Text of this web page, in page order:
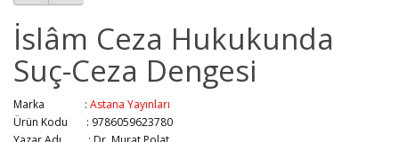
İslâm Ceza Hukukunda
Suç-Ceza Dengesi
Marka : Astana Yayınları
Ürün Kodu : 9786059623780